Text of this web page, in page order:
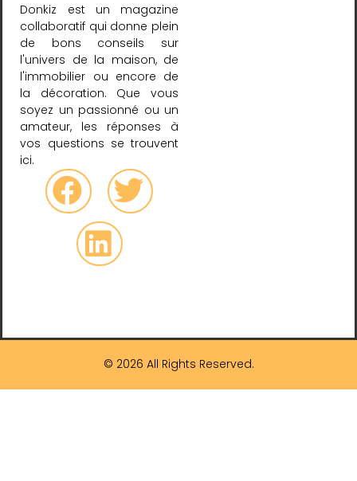
Donkiz est un magazine
collaboratif qui donne plein
de bons conseils sur
l'univers de la maison, de
l'immobilier ou encore de
la décoration. Que vous
soyez un passionné ou un
amateur, les réponses à
vos questions se trouvent
ici.
© 2026 All Rights Reserved.